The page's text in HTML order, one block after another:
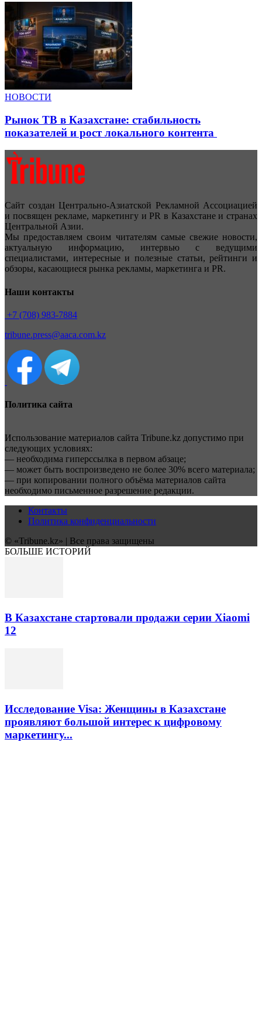
НОВОСТИ
Рынок ТВ в Казахстане: стабильность
показателей и рост локального контента
Сайт создан Центрально-Азиатской Рекламной Ассоциацией
и посвящен рекламе, маркетингу и PR в Казахстане и странах
Центральной Азии.
Мы предоставляем своим читателям самые свежие новости,
актуальную информацию, интервью с ведущими
специалистами, интересные и полезные статьи, рейтинги и
обзоры, касающиеся рынка рекламы, маркетинга и PR.
Наши контакты
+7 (708) 983-7884
tribune.press@aaca.com.kz
Политика сайта
Использование материалов сайта Tribune.kz допустимо при
следующих условиях:
— необходима гиперссылка в первом абзаце;
— может быть воспроизведено не более 30% всего материала;
— при копировании полного объёма материалов сайта
необходимо письменное разрешение редакции.
Контакты
Политика конфиденциальности
© «Tribune.kz» | Все права защищены
БОЛЬШЕ ИСТОРИЙ
В Казахстане стартовали продажи серии Xiaomi
12
Исследование Visa: Женщины в Казахстане
проявляют большой интерес к цифровому
маркетингу...